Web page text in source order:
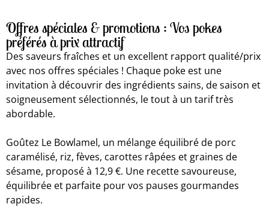
Offres spéciales & promotions : Vos pokes
préférés à prix attractif
Des saveurs fraîches et un excellent rapport qualité/prix
avec nos offres spéciales ! Chaque poke est une
invitation à découvrir des ingrédients sains, de saison et
soigneusement sélectionnés, le tout à un tarif très
abordable.
Goûtez Le Bowlamel, un mélange équilibré de porc
caramélisé, riz, fèves, carottes râpées et graines de
sésame, proposé à 12,9 €. Une recette savoureuse,
équilibrée et parfaite pour vos pauses gourmandes
rapides.